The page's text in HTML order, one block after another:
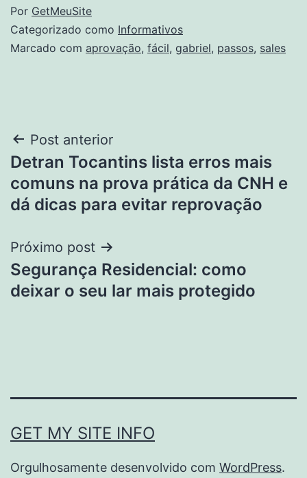
Por GetMeuSite
Categorizado como Informativos
Marcado com aprovação, fácil, gabriel, passos, sales
Navegação
de
Post
Post anterior
Detran Tocantins lista erros mais
comuns na prova prática da CNH e
dá dicas para evitar reprovação
Próximo post
Segurança Residencial: como
deixar o seu lar mais protegido
GET MY SITE INFO
Orgulhosamente desenvolvido com WordPress.